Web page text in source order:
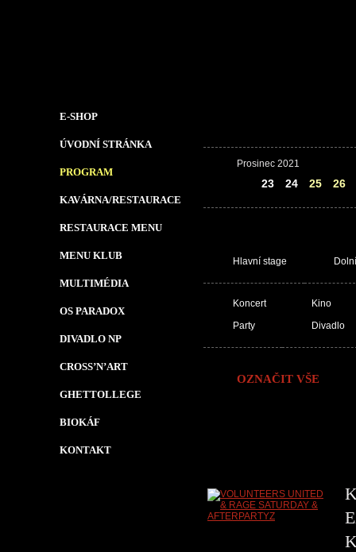
E-SHOP
ÚVODNÍ STRÁNKA
PROGRAM
KAVÁRNA/RESTAURACE
RESTAURACE MENU
MENU KLUB
MULTIMÉDIA
OS PARADOX
DIVADLO NP
CROSS’N’ART
GHETTOLLEGE
BIOKÁF
KONTAKT
Prosinec 2021
23 24 25 26
Hlavní stage
Koncert
Party
Kino
Divadlo
OZNAČIT VŠE